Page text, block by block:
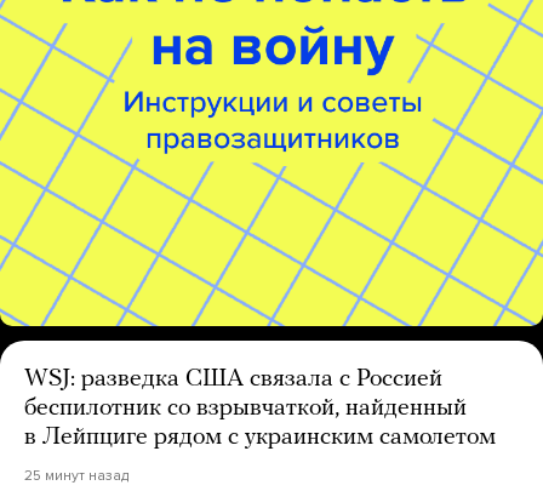
WSJ: разведка США связала с Россией
беспилотник со взрывчаткой, найденный
в Лейпциге рядом с украинским самолетом
25 минут назад